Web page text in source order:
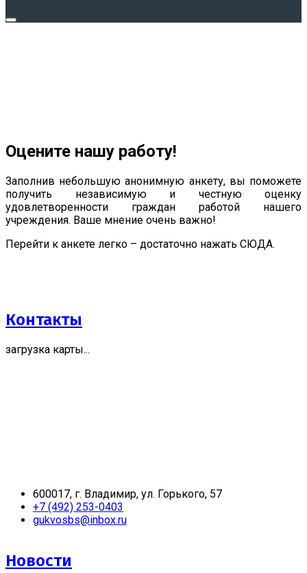
Оцените нашу работу!
Заполнив небольшую анонимную анкету, вы поможете
получить независимую и честную оценку
удовлетворенности граждан работой нашего
учреждения. Ваше мнение очень важно!
Перейти к анкете легко – достаточно нажать СЮДА.
Контакты
загрузка карты...
600017, г. Владимир, ул. Горького, 57
+7 (492) 253-0403
gukvosbs@inbox.ru
Новости